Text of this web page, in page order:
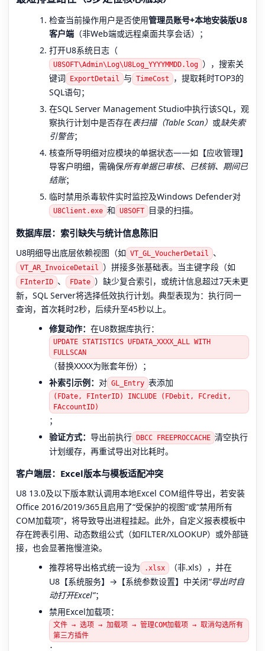
检查当前操作用户是否使用管理员账号+本地安装版U8
客户端 （非Web端或远程桌面共享会话）；
打开U8系统日志（
U8SOFT\Admin\Log\U8Log_YYYYMMDD.log ），搜索关
键词
ExportDetail 与 TimeCost
，提取耗时TOP3的
SQL语句；
在SQL Server Management Studio中执行该SQL，观
察执行计划中是否存在表扫描（Table Scan） 或缺失索
引警告；
核查所导明细对应模块的单据状态——如【应收管理】
导客户明细，需确保所有单据已审核、已核销、期间已
结账；
临时禁用杀毒软件实时监控及Windows Defender对
U8Client.exe 和 U8SOFT 目录的扫描。
数据库层：索引缺失与统计信息陈旧
U8明细导出底层依赖视图（如 VT_GL_VoucherDetail 、
VT_AR_InvoiceDetail ）拼接多张基础表。当主键字段（如
FInterID 、 FDate ）缺少复合索引，或统计信息超过7天未更
新，SQL Server将选择低效执行计划。典型表现为：执行同一
查询，首次耗时2秒，后续升至45秒以上。
修复动作： 在U8数据库执行：
UPDATE STATISTICS UFDATA_XXXX_ALL WITH
FULLSCAN
（替换XXXX为账套年份）；
补索引示例： 对 GL_Entry 表添加
(FDate, FInterID) INCLUDE (FDebit, FCredit,
FAccountID)
；
验证方式： 导出前执行 DBCC FREEPROCCACHE 清空执行
计划缓存，再重试导出对比耗时。
客户端层：Excel版本与模板适配冲突
U8 13.0及以下版本默认调用本地Excel COM组件导出，若安装
Office 2016/2019/365且启用了“受保护的视图”或“禁用所有
COM加载项”，将导致导出进程挂起。此外，自定义报表模板中
存在跨表引用、动态数组公式（如FILTER/XLOOKUP）或外部链
接，也会显著拖慢渲染。
推荐将导出格式统一设为
.xlsx
（非.xls），并在
U8【系统服务】→【系统参数设置】中关闭“导出时自
动打开Excel”；
禁用Excel加载项：
文件 → 选项 → 加载项 → 管理COM加载项 → 取消勾选所有
第三方插件